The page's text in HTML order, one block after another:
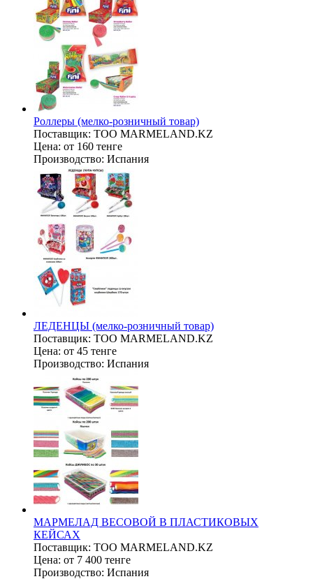
Роллеры (мелко-розничный товар)
Поставщик: ТОО MARMELAND.KZ
Цена: от 160 тенге
Производство: Испания
ЛЕДЕНЦЫ (мелко-розничный товар)
Поставщик: ТОО MARMELAND.KZ
Цена: от 45 тенге
Производство: Испания
МАРМЕЛАД ВЕСОВОЙ В ПЛАСТИКОВЫХ
КЕЙСАХ
Поставщик: ТОО MARMELAND.KZ
Цена: от 7 400 тенге
Производство: Испания